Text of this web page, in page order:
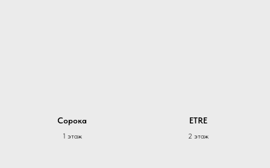
Сорока
1 этаж
ETRE
2 этаж